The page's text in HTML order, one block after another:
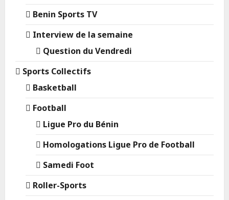
Benin Sports TV
Interview de la semaine
Question du Vendredi
Sports Collectifs
Basketball
Football
Ligue Pro du Bénin
Homologations Ligue Pro de Football
Samedi Foot
Roller-Sports